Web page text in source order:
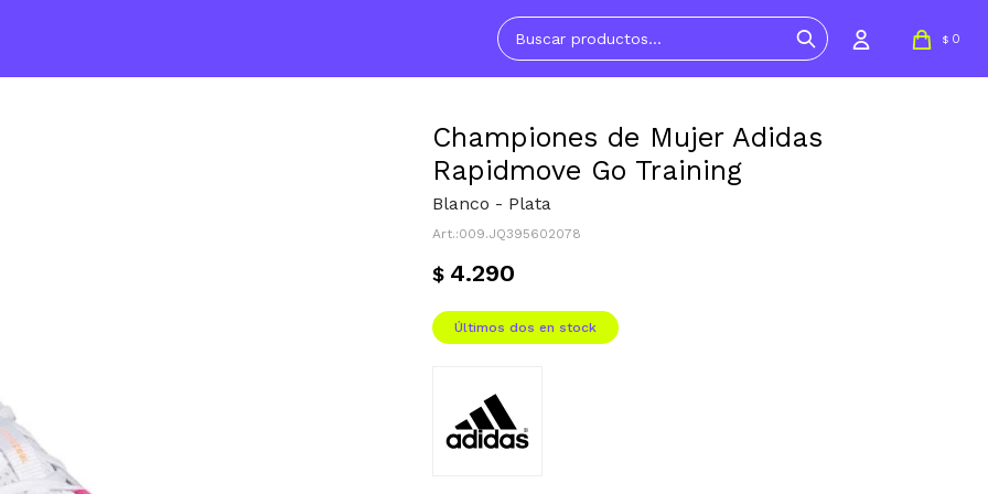
$ 0
Championes de Mujer Adidas
Rapidmove Go Training
Blanco - Plata
009.JQ395602078
$ 4.290
Últimos dos en stock